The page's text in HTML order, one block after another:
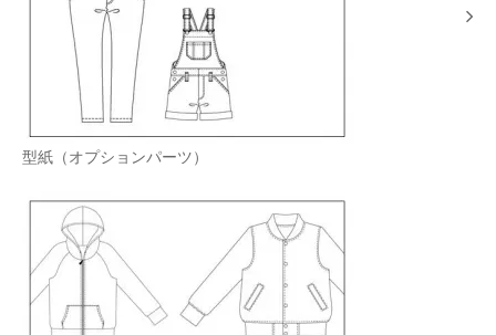
型紙（オプションパーツ）